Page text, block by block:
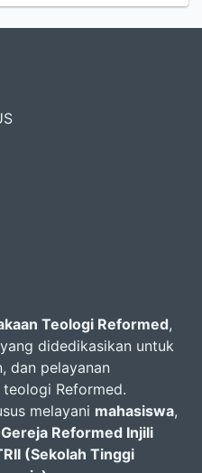
Teologi Reformed,
didedikasikan untuk
dan pelayanan
Reformed.
melayani mahasiswa,
Reformed Injili
(Sekolah Tinggi